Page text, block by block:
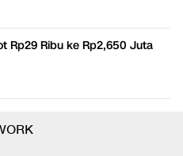
Rp29 Ribu ke Rp2,650 Juta